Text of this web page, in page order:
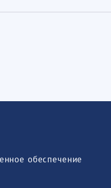
обеспечение